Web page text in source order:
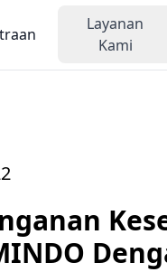
Layanan
Kami